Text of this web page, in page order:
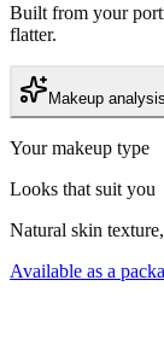
Built from your
flatter.
Makeup analysis
Your makeup type
Looks that suit you
Natural skin
Available as a